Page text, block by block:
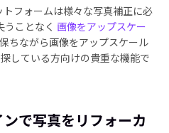
トフォームは様々な写真補正に必
うことなく 画像をアップスケー
ちながら画像をアップスケール
している方向けの貴重な機能で
で写真をリフォーカ